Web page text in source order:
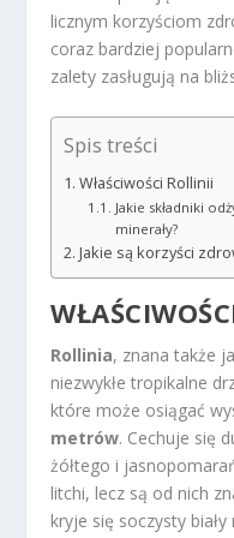
licznym korzyściom
coraz bardziej
zalety zasługują na
Spis treści
Właściwości Rollinii
Jakie składniki
minerały?
Jakie są korzyści
Rollinia, znana także
niezwykłe tropikalne
które może osiągać
metrów. Cechuje się
żółtego i
litchi, lecz są od nich
kryje się soczysty